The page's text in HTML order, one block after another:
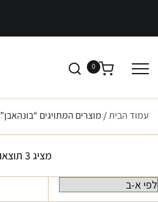
0
עמוד הבית/ מוצרים המתויגים “בונהאבן”
מציג 3 תוצאות